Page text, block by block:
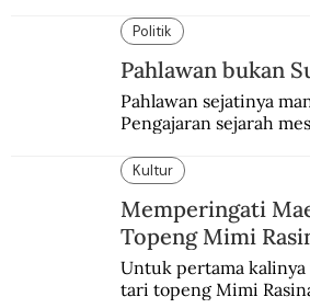
Politik
Pahlawan bukan
Pahlawan sejatinya
Pengajaran sejarah
Kultur
Memperingati
Topeng Mimi
Untuk pertama
tari topeng Mimi